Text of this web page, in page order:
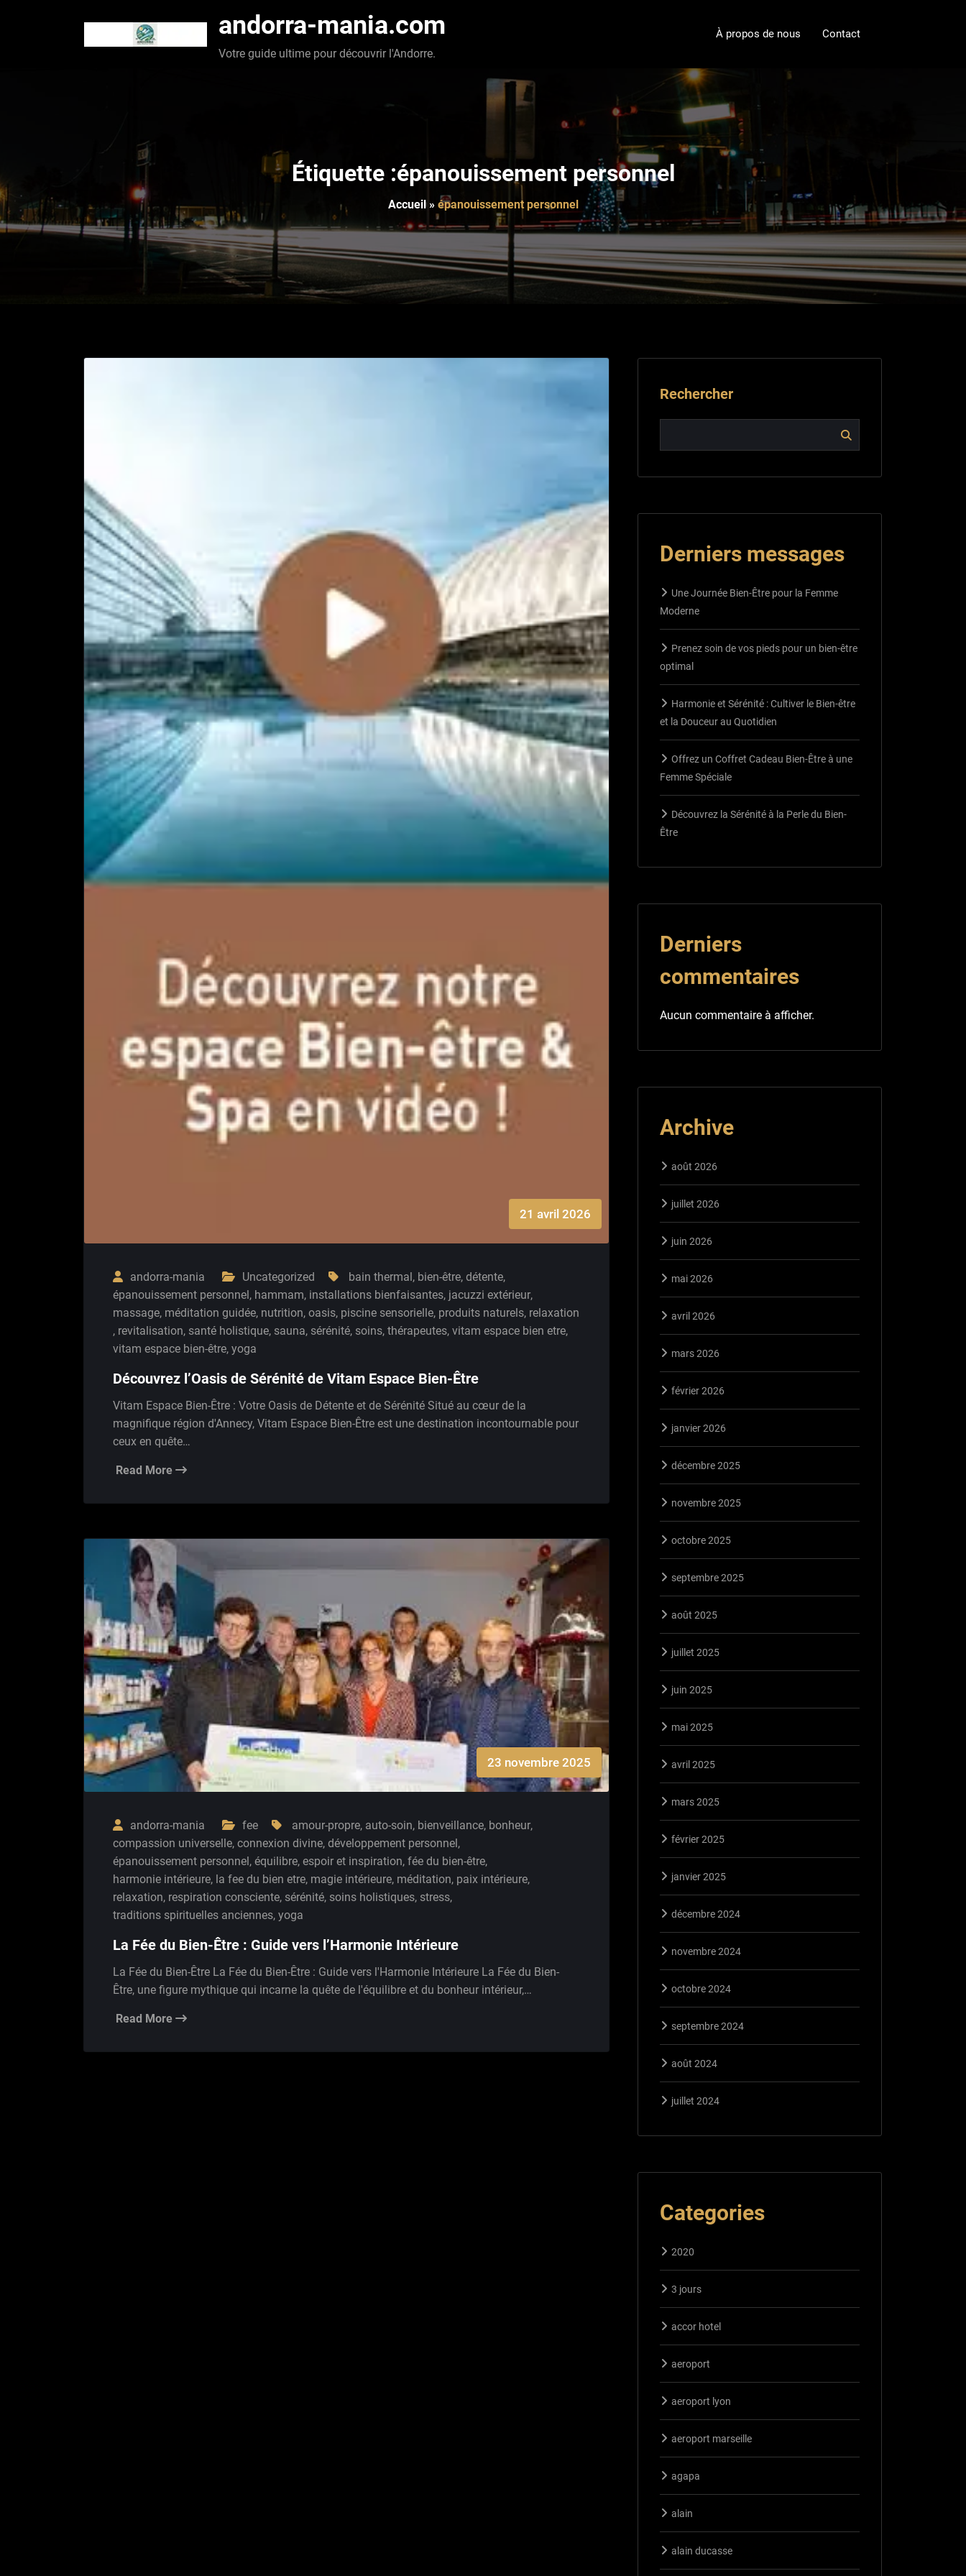
andorra-mania.com
Votre guide ultime pour découvrir l'Andorre.
À propos de nous Contact
Étiquette :épanouissement personnel
Accueil» épanouissement personnel
21 avril 2026
andorra-mania Uncategorized bain thermal, bien-être, détente,
épanouissement personnel, hammam, installations bienfaisantes, jacuzzi extérieur,
massage, méditation guidée, nutrition, oasis, piscine sensorielle, produits naturels, relaxation
, revitalisation, santé holistique, sauna, sérénité, soins, thérapeutes, vitam espace bien etre,
vitam espace bien-être, yoga
Découvrez l’Oasis de Sérénité de Vitam Espace Bien-Être
Vitam Espace Bien-Être : Votre Oasis de Détente et de Sérénité Situé au cœur de la
magnifique région d'Annecy, Vitam Espace Bien-Être est une destination incontournable pour
ceux en quête…
Read More
23 novembre 2025
andorra-mania fee amour-propre, auto-soin, bienveillance, bonheur,
compassion universelle, connexion divine, développement personnel,
épanouissement personnel, équilibre, espoir et inspiration, fée du bien-être,
harmonie intérieure, la fee du bien etre, magie intérieure, méditation, paix intérieure,
relaxation, respiration consciente, sérénité, soins holistiques, stress,
traditions spirituelles anciennes, yoga
La Fée du Bien-Être : Guide vers l’Harmonie Intérieure
La Fée du Bien-Être La Fée du Bien-Être : Guide vers l'Harmonie Intérieure La Fée du Bien-
Être, une figure mythique qui incarne la quête de l'équilibre et du bonheur intérieur,…
Read More
Rechercher
Derniers messages
Une Journée Bien-Être pour la Femme
Moderne
Prenez soin de vos pieds pour un bien-être
optimal
Harmonie et Sérénité : Cultiver le Bien-être
et la Douceur au Quotidien
Offrez un Coffret Cadeau Bien-Être à une
Femme Spéciale
Découvrez la Sérénité à la Perle du Bien-
Être
Derniers
commentaires
Aucun commentaire à afficher.
Archive
août 2026
juillet 2026
juin 2026
mai 2026
avril 2026
mars 2026
février 2026
janvier 2026
décembre 2025
novembre 2025
octobre 2025
septembre 2025
août 2025
juillet 2025
juin 2025
mai 2025
avril 2025
mars 2025
février 2025
janvier 2025
décembre 2024
novembre 2024
octobre 2024
septembre 2024
août 2024
juillet 2024
Categories
2020
3 jours
accor hotel
aeroport
aeroport lyon
aeroport marseille
agapa
alain
alain ducasse